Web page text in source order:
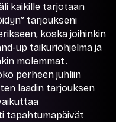
kaikille tarjotaan
tarjoukseni
koska joihinkin
up taikuriohjelma ja
molemmat.
perheen juhliin
laadin tarjouksen
tapahtumapäivät